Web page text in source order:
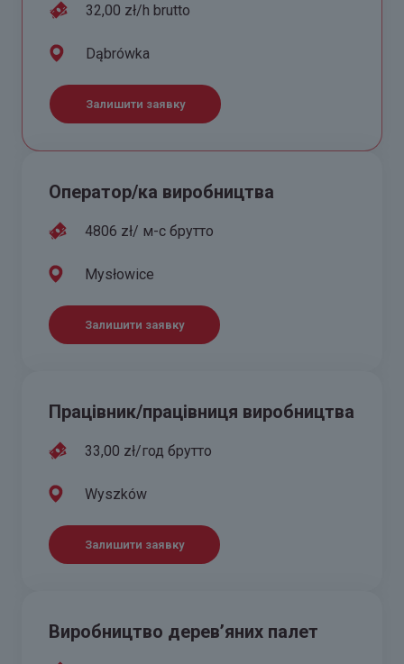
32,00 zł/h brutto
Dąbrówka
Залишити заявку
Оператор/ка виробництва
4806 zł/ м-с брутто
Mysłowice
Залишити заявку
Працівник/працівниця виробництва
33,00 zł/год брутто
Wyszków
Залишити заявку
Виробництво дерев’яних палет